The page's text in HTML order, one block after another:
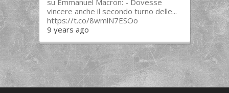
su Emmanuel Macron: - Dovesse
vincere anche il secondo turno delle...
https://t.co/8wmlN7ESOo
9 years ago